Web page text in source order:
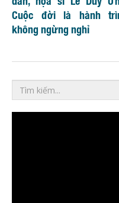
Cuộc đời là hành
không ngừng nghỉ